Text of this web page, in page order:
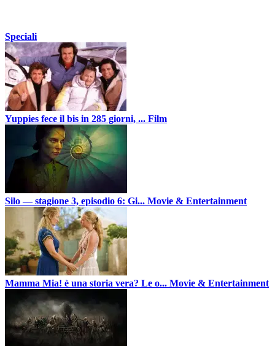
Speciali
Yuppies fece il bis in 285 giorni, ... Film
Silo — stagione 3, episodio 6: Gi... Movie & Entertainment
Mamma Mia! è una storia vera? Le o... Movie & Entertainment